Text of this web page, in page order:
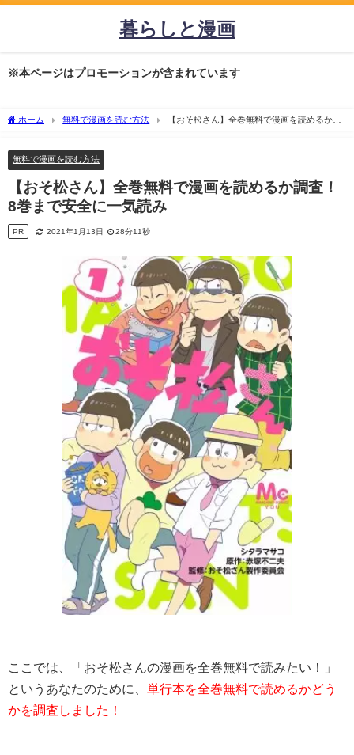
暮らしと漫画
※本ページはプロモーションが含まれています
ホーム 無料で漫画を読む方法
【おそ松さん】全巻無料で漫画を読めるか調
無料で漫画を読む方法
【おそ松さん】全巻無料で漫画を読めるか調査！
8巻まで安全に一気読み
PR 2021年1月13日 28分11秒
ここでは、「おそ松さんの漫画を全巻無料で読みたい！」
というあなたのために、
単行本を全巻無料で読めるかどう
かを調査しました！